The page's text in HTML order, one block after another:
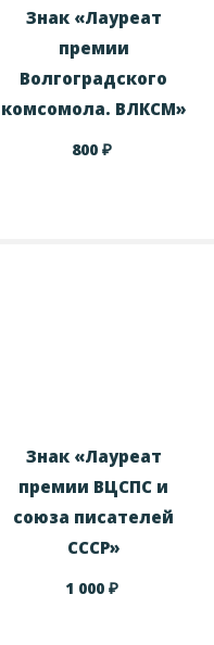
Знак «Лауреат
премии
Волгоградского
комсомола. ВЛКСМ»
800₽
Знак «Лауреат
премии ВЦСПС и
союза писателей
СССР»
1 000₽